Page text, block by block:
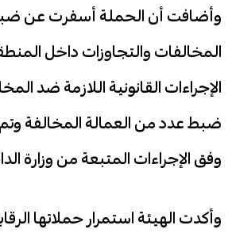
وأضافت أن الحملة أسفرت عن
المخالفات والتجاوزات داخل
الإجراءات القانونية اللازمة ضد
ضبط عدد من العمالة المخالفة
وفق الإجراءات المتبعة من وزارة
وأكدت الهيئة استمرار حملاتها